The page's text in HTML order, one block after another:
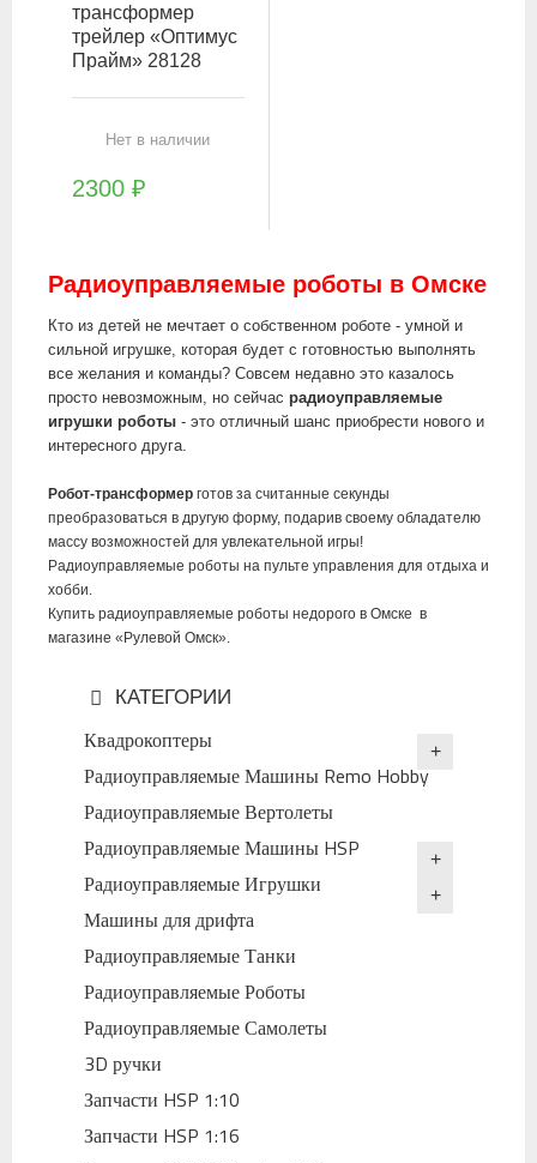
трансформер
трейлер «Оптимус
Прайм» 28128
Нет в наличии
2300 ₽
Радиоуправляемые роботы в Омске
Кто из детей не мечтает о собственном роботе - умной и
сильной игрушке, которая будет с готовностью выполнять
все желания и команды? Совсем недавно это казалось
просто невозможным, но сейчас радиоуправляемые
игрушки роботы - это отличный шанс приобрести нового и
интересного друга.
Робот-трансформер готов за считанные секунды
преобразоваться в другую форму, подарив своему обладателю
массу возможностей для увлекательной игры!
Радиоуправляемые роботы на пульте управления для отдыха и
хобби.
Купить радиоуправляемые роботы недорого в Омске в
магазине «Рулевой Омск».
КАТЕГОРИИ
Квадрокоптеры
Радиоуправляемые Машины Remo Hobby
Радиоуправляемые Вертолеты
Радиоуправляемые Машины HSP
Радиоуправляемые Игрушки
Машины для дрифта
Радиоуправляемые Танки
Радиоуправляемые Роботы
Радиоуправляемые Самолеты
3D ручки
Запчасти HSP 1:10
Запчасти HSP 1:16